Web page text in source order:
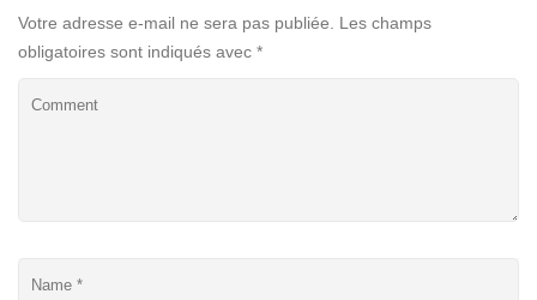
Votre adresse e-mail ne sera pas publiée.
Les champs
obligatoires sont indiqués avec *